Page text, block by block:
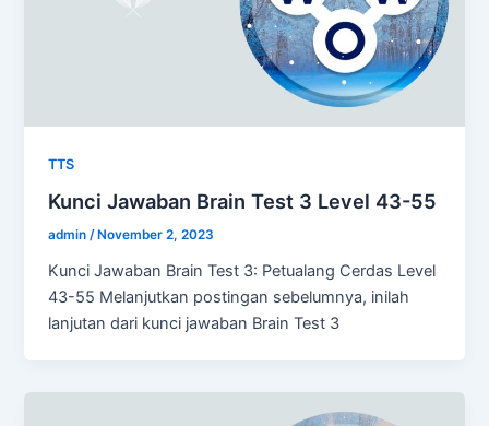
TTS
Kunci Jawaban Brain Test 3 Level 43-55
admin/ November 2, 2023
Kunci Jawaban Brain Test 3: Petualang Cerdas Level
43-55 Melanjutkan postingan sebelumnya, inilah
lanjutan dari kunci jawaban Brain Test 3